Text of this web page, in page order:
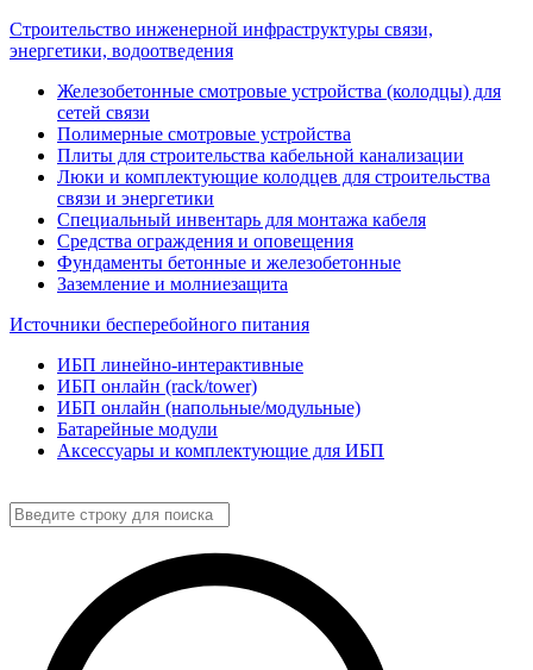
Строительство инженерной инфраструктуры связи,
энергетики, водоотведения
Железобетонные смотровые устройства (колодцы) для
сетей связи
Полимерные смотровые устройства
Плиты для строительства кабельной канализации
Люки и комплектующие колодцев для строительства
связи и энергетики
Специальный инвентарь для монтажа кабеля
Средства ограждения и оповещения
Фундаменты бетонные и железобетонные
Заземление и молниезащита
Источники бесперебойного питания
ИБП линейно-интерактивные
ИБП онлайн (rack/tower)
ИБП онлайн (напольные/модульные)
Батарейные модули
Аксессуары и комплектующие для ИБП